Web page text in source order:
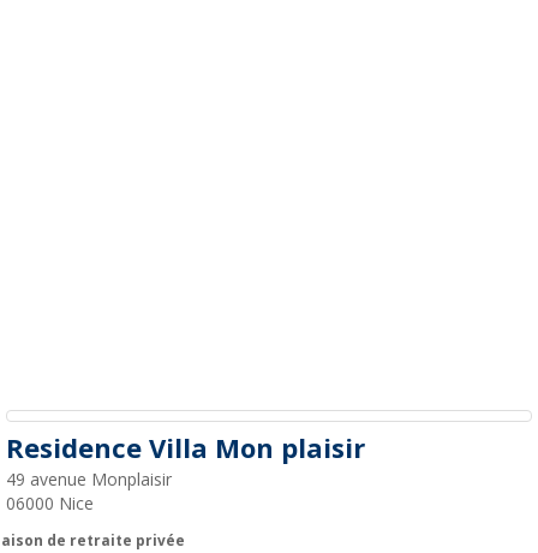
Residence Villa Mon plaisir
49 avenue Monplaisir
06000 Nice
de retraite privée